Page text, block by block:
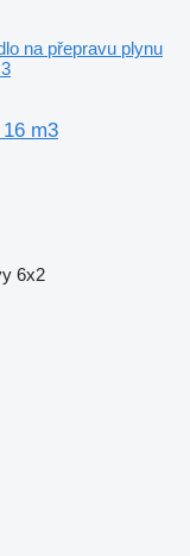
na přepravu plynu
m3
6x2